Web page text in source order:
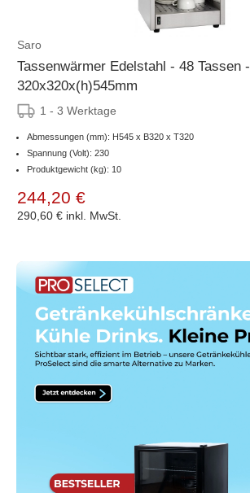
Saro
Tassenwärmer Edelstahl - 48 Tassen -
320x320x(h)545mm
1 - 3 Werktage
Abmessungen (mm): H545 x B320 x T320
Spannung (Volt): 230
Produktgewicht (kg): 10
244,20 €
290,60 € inkl. MwSt.